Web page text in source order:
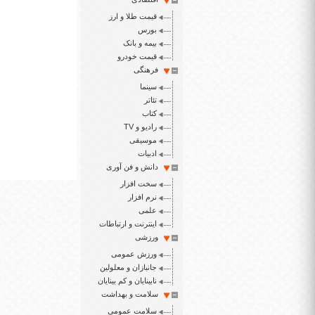
قیمت طلا و ارز
بورس
بیمه و بانک
قیمت خودرو
فرهنگی
سینما
تئاتر
کتاب
رادیو و TV
موسیقی
ادبیات
دانش و فن آوری
سخت افزار
نرم افزار
علمی
اینترنت و ارتباطات
ورزشی
ورزش عمومی
جانبازان و معلولین
نابینایان و کم بینایان
سلامت و بهداشت
سلامت عمومی